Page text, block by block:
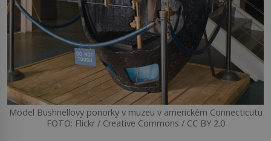
Model Bushnellovy ponorky v muzeu v americkém Connecticutu
FOTO: Flickr / Creative Commons / CC BY 2.0